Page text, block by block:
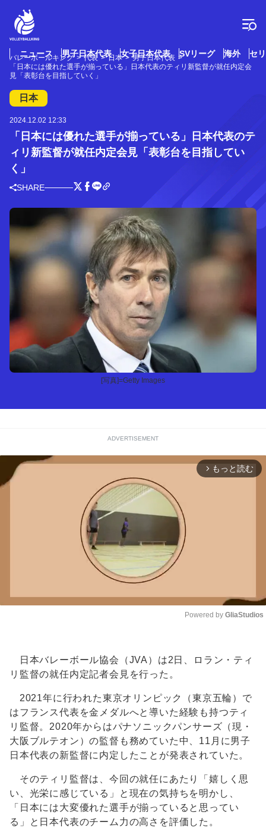
ニュース 男子日本代表 女子日本代表 SVリーグ 海外 セ
バレーボールキング 代表 日本
男子日本代表
「日本には優れた選手が揃っている」日本代表のティリ新監督が就任内定会
見「表彰台を目指していく」
日本
2024.12.02 12:33
「日本には優れた選手が揃っている」日本代表のテ
ィリ新監督が就任内定会見「表彰台を目指してい
く」
SHARE
[写真]=Getty Images
ADVERTISEMENT
arrow_forward_ios もっと読む
Powered by GliaStudios
日本バレーボール協会（JVA）は2日、ロラン・ティ
リ監督の就任内定記者会見を行った。
2021年に行われた東京オリンピック（東京五輪）で
はフランス代表を金メダルへと導いた経験も持つティ
リ監督。2020年からはパナソニックパンサーズ（現・
大阪ブルテオン）の監督も務めていた中、11月に男子
日本代表の新監督に内定したことが発表されていた。
そのティリ監督は、今回の就任にあたり「嬉しく思
い、光栄に感じている」と現在の気持ちを明かし、
「日本には大変優れた選手が揃っていると思ってい
る」と日本代表のチーム力の高さを評価した。